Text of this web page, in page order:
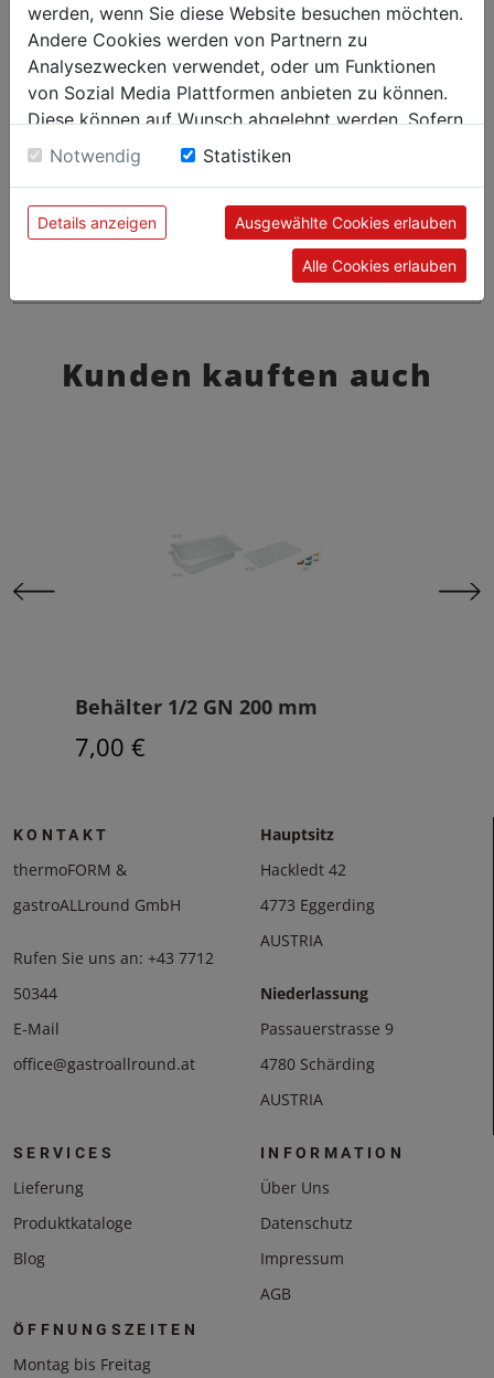
Kunden kauften auch
Behälter 1/2 GN 200 mm
7,00 €
KONTAKT
thermoFORM &
gastroALLround GmbH
Rufen Sie uns an: +43 7712
50344
E-Mail
office@gastroallround.at
Hauptsitz
Hackledt 42
4773 Eggerding
AUSTRIA
Niederlassung
Passauerstrasse 9
4780 Schärding
AUSTRIA
SERVICES
Lieferung
Produktkataloge
Blog
INFORMATION
Über Uns
Datenschutz
Impressum
AGB
ÖFFNUNGSZEITEN
Montag bis Freitag
werden, wenn Sie diese Website besuchen möchten.
Andere Cookies werden von Partnern zu
Analysezwecken verwendet, oder um Funktionen
von Sozial Media Plattformen anbieten zu können.
Diese können auf Wunsch abgelehnt werden. Sofern
sie unsere Webseite weiter nutzen, geben Sie
Einwilligung zu unseren Cookies.
Notwendig Statistiken
Details anzeigen Ausgewählte Cookies erlauben
Alle Cookies erlauben